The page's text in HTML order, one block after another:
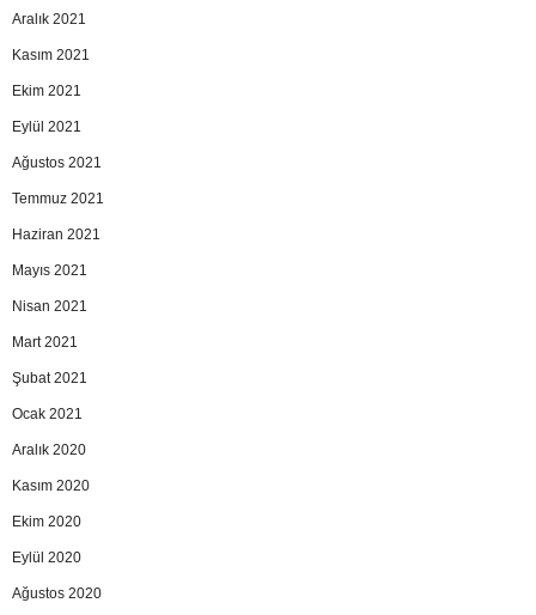
Aralık 2021
Kasım 2021
Ekim 2021
Eylül 2021
Ağustos 2021
Temmuz 2021
Haziran 2021
Mayıs 2021
Nisan 2021
Mart 2021
Şubat 2021
Ocak 2021
Aralık 2020
Kasım 2020
Ekim 2020
Eylül 2020
Ağustos 2020